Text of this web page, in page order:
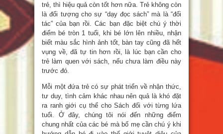
trẻ, thì hiệu quả còn tốt hơn nữa. Trẻ không còn
là đối tượng cho sự “dạy đọc sách” mà là “đối
tác” của bạn rồi. Các bạn đặc biệt chú ý thời
điểm bé tròn 1 tuổi, khi bé lớn lên nhiều, nhận
biết màu sắc hình ảnh tốt, bàn tay cũng đã hết
vụng về, đã tự tin hơn rồi, là lúc bạn cần cho
trẻ làm quen với sách, nếu chưa làm điều này
trước đó.
Mỗi một đứa trẻ có sự phát triển về nhận thức,
tư duy, tình cảm khác nhau nên quả là khó đặt
ra ranh giới cụ thể cho Sách đối với từng lứa
tuổi. Ở đây, chúng tôi nói đến những điểm
chung nhất của các bé mà bố mẹ cần chú ý khi